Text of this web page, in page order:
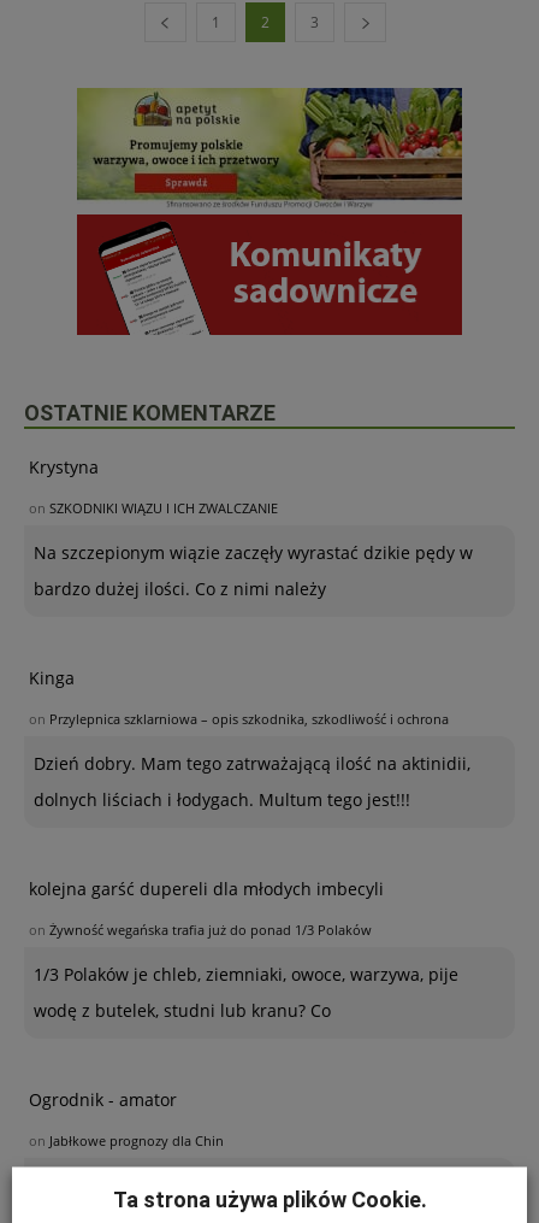
1 2 3
OSTATNIE KOMENTARZE
Krystyna
on SZKODNIKI WIĄZU I ICH ZWALCZANIE
Na szczepionym wiązie zaczęły wyrastać dzikie pędy w
bardzo dużej ilości. Co z nimi należy
Kinga
on Przylepnica szklarniowa – opis szkodnika, szkodliwość i ochrona
Dzień dobry. Mam tego zatrważającą ilość na aktinidii,
dolnych liściach i łodygach. Multum tego jest!!!
kolejna garść dupereli dla młodych imbecyli
on Żywność wegańska trafia już do ponad 1/3 Polaków
1/3 Polaków je chleb, ziemniaki, owoce, warzywa, pije
wodę z butelek, studni lub kranu? Co
Ogrodnik - amator
on Jabłkowe prognozy dla Chin
Poszukuję sposobu zabezpieczenia sznurków
Ta strona używa plików Cookie.